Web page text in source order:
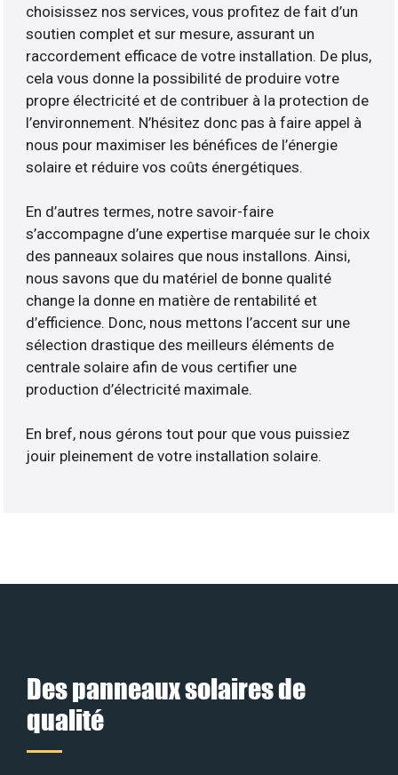
choisissez nos services, vous profitez de fait d’un
soutien complet et sur mesure, assurant un
raccordement efficace de votre installation. De plus,
cela vous donne la possibilité de produire votre
propre électricité et de contribuer à la protection de
l’environnement. N’hésitez donc pas à faire appel à
nous pour maximiser les bénéfices de l’énergie
solaire et réduire vos coûts énergétiques.
En d’autres termes, notre savoir-faire
s’accompagne d’une expertise marquée sur le choix
des panneaux solaires que nous installons. Ainsi,
nous savons que du matériel de bonne qualité
change la donne en matière de rentabilité et
d’efficience. Donc, nous mettons l’accent sur une
sélection drastique des meilleurs éléments de
centrale solaire afin de vous certifier une
production d’électricité maximale.
En bref, nous gérons tout pour que vous puissiez
jouir pleinement de votre installation solaire.
Des panneaux solaires de
qualité